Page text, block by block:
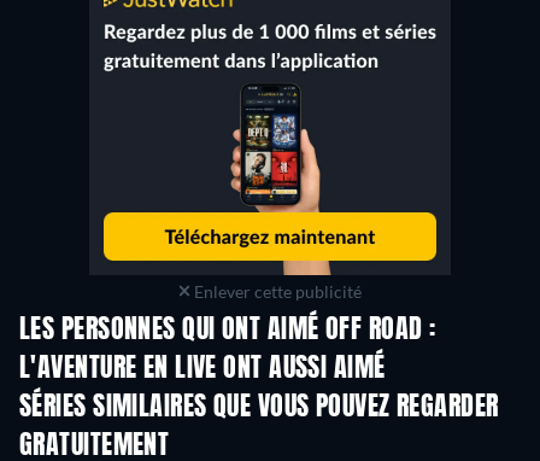
Enlever cette publicité
LES PERSONNES QUI ONT AIMÉ OFF ROAD :
L'AVENTURE EN LIVE ONT AUSSI AIMÉ
Série Série
SÉRIES SIMILAIRES QUE VOUS POUVEZ REGARDER
GRATUITEMENTSérie